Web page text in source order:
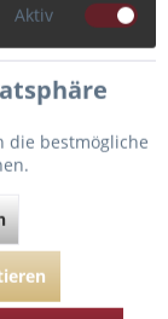
Aktiv
die bestmögliche